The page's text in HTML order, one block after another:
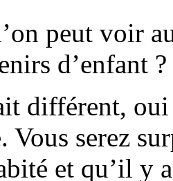
peut voir
d’enfant ?
différent,
Vous serez
et qu’il y